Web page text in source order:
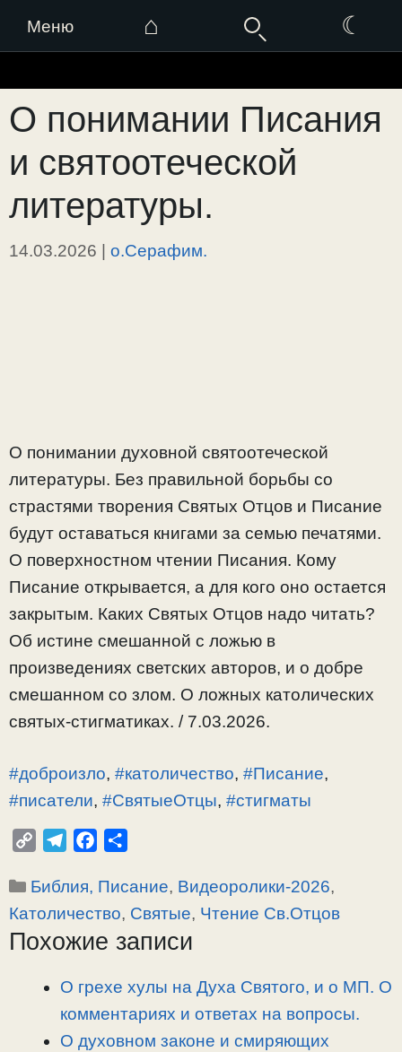
Меню ⌂ ☾
к
содержимому
О понимании Писания
и святоотеческой
литературы.
14.03.2026 | о.Серафим.
О понимании духовной святоотеческой
литературы. Без правильной борьбы со
страстями творения Святых Отцов и Писание
будут оставаться книгами за семью печатями.
О поверхностном чтении Писания. Кому
Писание открывается, а для кого оно остается
закрытым. Каких Святых Отцов надо читать?
Об истине смешанной с ложью в
произведениях светских авторов, и о добре
смешанном со злом. О ложных католических
святых-стигматиках. / 7.03.2026.
#доброизло, #католичество, #Писание,
#писатели, #СвятыеОтцы, #стигматы
p
y
L
l
e
g
a
c
e
b
п
р
а
Рубрики
Библия, Писание, Видеоролики-2026,
Католичество, Святые, Чтение Св.Отцов
Похожие записи
О грехе хулы на Духа Святого, и о МП. О
комментариях и ответах на вопросы.
О духовном законе и смиряющих